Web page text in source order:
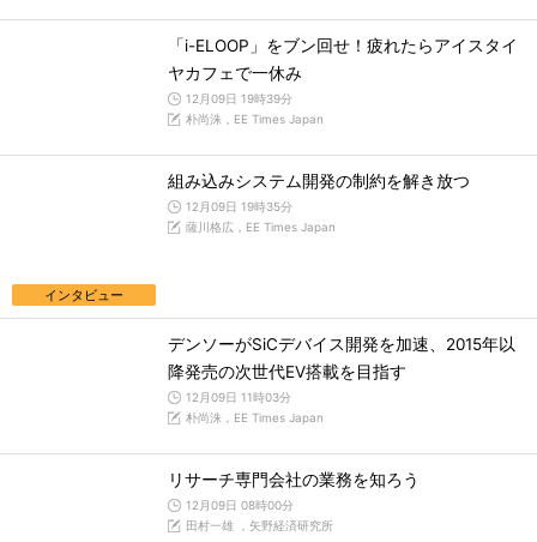
「i-ELOOP」をブン回せ！疲れたらアイスタイ
ヤカフェで一休み
12月09日 19時39分
朴尚洙，EE Times Japan
インタビュー
組み込みシステム開発の制約を解き放つ
12月09日 19時35分
薩川格広，EE Times Japan
デンソーがSiCデバイス開発を加速、2015年以
降発売の次世代EV搭載を目指す
12月09日 11時03分
朴尚洙，EE Times Japan
リサーチ専門会社の業務を知ろう
12月09日 08時00分
田村一雄 ，矢野経済研究所